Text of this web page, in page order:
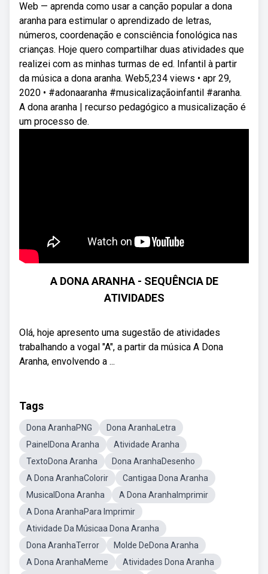
Web — aprenda como usar a canção popular a dona
aranha para estimular o aprendizado de letras,
números, coordenação e consciência fonológica nas
crianças. Hoje quero compartilhar duas atividades que
realizei com as minhas turmas de ed. Infantil à partir
da música a dona aranha. Web5,234 views • apr 29,
2020 • #adonaaranha #musicalizaçãoinfantil #aranha.
A dona aranha | recurso pedagógico a musicalização é
um processo de.
A DONA ARANHA - SEQUÊNCIA DE
ATIVIDADES
Olá, hoje apresento uma sugestão de atividades
trabalhando a vogal "A", a partir da música A Dona
Aranha, envolvendo a ...
Tags
Dona AranhaPNG
Dona AranhaLetra
PainelDona Aranha
Atividade Aranha
TextoDona Aranha
Dona AranhaDesenho
A Dona AranhaColorir
Cantigaa Dona Aranha
MusicalDona Aranha
A Dona AranhaImprimir
A Dona AranhaPara Imprimir
Atividade Da Músicaa Dona Aranha
Dona AranhaTerror
Molde DeDona Aranha
A Dona AranhaMeme
Atividades Dona Aranha